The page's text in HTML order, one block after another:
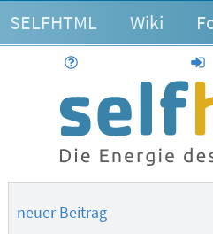
SELFHTML Wiki
neuer Beitrag